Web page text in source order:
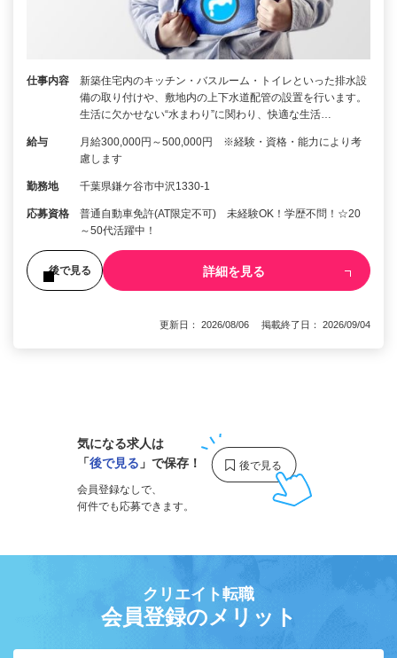
仕事内容
新築住宅内のキッチン・バスルーム・トイレといった排水設
備の取り付けや、敷地内の上下水道配管の設置を行います。
生活に欠かせない“水まわり”に関わり、快適な生活…
給与
月給300,000円～500,000円 ※経験・資格・能力により考
慮します
勤務地 千葉県鎌ケ谷市中沢1330-1
応募資格
普通自動車免許(AT限定不可) 未経験OK！学歴不問！☆20
～50代活躍中！
後で見る 詳細を見る
更新日： 2026/08/06 掲載終了日： 2026/09/04
気になる求人は
「後で見る 」で保存！
会員登録なしで、
何件でも応募できます。
クリエイト転職
会員登録のメリット